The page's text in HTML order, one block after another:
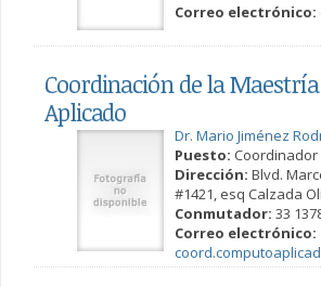
Correo electrónico:
Coordinación de la
Aplicado
Dr. Mario Jiménez
Puesto:
Dirección: Blvd.
#1421, esq Calzada
Conmutador: 33
Correo electrónico: